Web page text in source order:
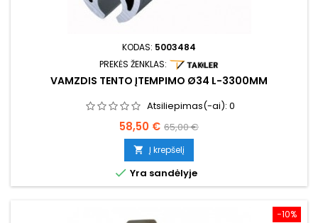
KODAS: 5003484
PREKĖS ŽENKLAS:
VAMZDIS TENTO ĮTEMPIMO Ø34 L-3300MM
Atsiliepimas(-ai): 0
Kaina
58,50 € Bazinė
kaina
65,00 €
 Į krepšelį
 Yra sandėlyje
−10%